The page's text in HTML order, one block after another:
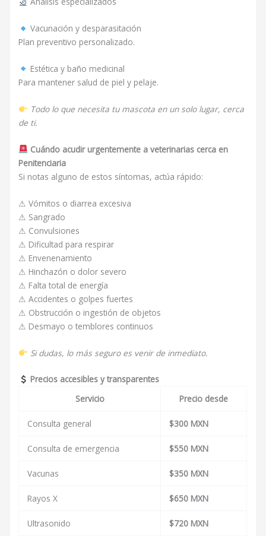
Vacunación y desparasitación
Plan preventivo personalizado.
Estética y baño medicinal
Para mantener salud de piel y pelaje.
Todo lo que necesita tu mascota en un solo lugar, cerca
de ti.
Cuándo acudir urgentemente a veterinarias cerca en
Penitenciaria
Si notas alguno de estos síntomas, actúa rápido:
⚠ Vómitos o diarrea excesiva
⚠ Sangrado
⚠ Convulsiones
⚠ Dificultad para respirar
⚠ Envenenamiento
⚠ Hinchazón o dolor severo
⚠ Falta total de energía
⚠ Accidentes o golpes fuertes
⚠ Obstrucción o ingestión de objetos
⚠ Desmayo o temblores continuos
Si dudas, lo más seguro es venir de inmediato.
Precios accesibles y transparentes
Servicio
Precio desde
Consulta general $300 MXN
Consulta de emergencia $550 MXN
Vacunas $350 MXN
Rayos X $650 MXN
Ultrasonido $720 MXN